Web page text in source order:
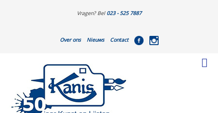
Vragen? Bel 023 - 525 7887
Over ons Nieuws Contact